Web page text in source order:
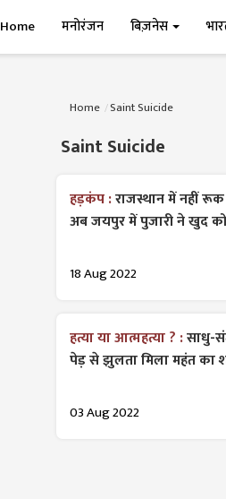
Home मनोरंजन बिज़नेस
Home Saint Suicide
Saint Suicide
हड़कंप :राजस्थान में नहीं रूक
अब जयपुर में पुजारी ने खुद
18 Aug 2022
हत्या या आत्महत्या ? :साधु-
पेड़ से झुलता मिला महंत का
03 Aug 2022